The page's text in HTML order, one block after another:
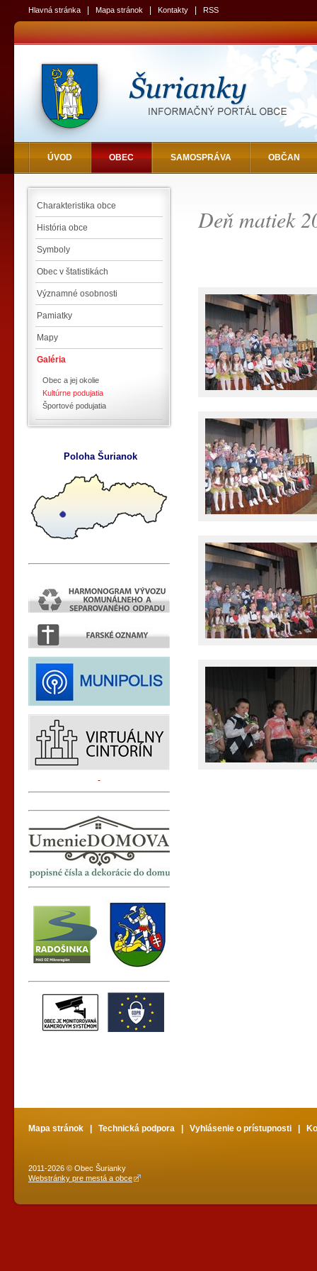
Hlavná stránka Mapa stránok Kontakty RSS
ÚVOD OBEC SAMOSPRÁVA OBČAN
Charakteristika obce
História obce
Symboly
Obec v štatistikách
Významné osobnosti
Pamiatky
Mapy
Galéria
Obec a jej okolie
Kultúrne podujatia
Športové podujatia
Poloha Šurianok
Deň matiek
Mapa stránok Technická podpora Vyhlásenie o prístupnosti
2011-2026 © Obec Šurianky
Webstránky pre mestá a obce